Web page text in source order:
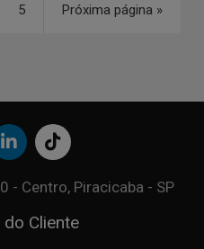
5 Próxima página »
- Centro, Piracicaba - SP
do Cliente